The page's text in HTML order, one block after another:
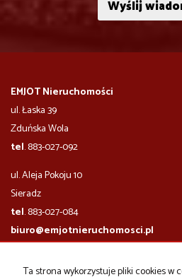
EMJOT Nieruchomości
ul. Łaska 39
Zduńska Wola
tel. 883-027-092
ul. Aleja Pokoju 10
​​​​​Sieradz
tel. 883-027-084
biuro@emjotnieruchomosci.pl
godziny otwarcia biura:
Ta strona wykorzystuje pliki cookies w